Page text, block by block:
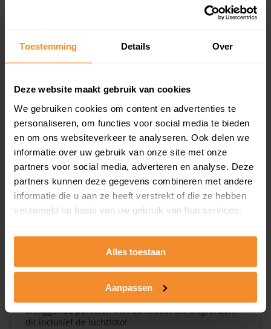
Toestemming Details Over
Deze website maakt gebruik van cookies
We gebruiken cookies om content en advertenties te
personaliseren, om functies voor social media te bieden
en om ons websiteverkeer te analyseren. Ook delen we
informatie over uw gebruik van onze site met onze
partners voor social media, adverteren en analyse. Deze
partners kunnen deze gegevens combineren met andere
informatie die u aan ze heeft verstrekt of die ze hebben
verzameld op basis van uw gebruik van hun services.
Alles toestaan
Aanpassen
Koopsommenoverzicht (1 jaar gratis
en koopdatum) binnen een postcodegebied. Dit
koopsommen.
Direct leverbaar
Kadastrale kaart pakket
Alleen globale ligging perceel
omliggende percelen met de kadastrale erfgrenzen,
dit inclusief de luchtfoto!